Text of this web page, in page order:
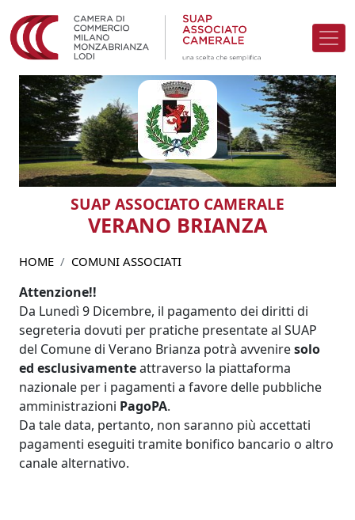
Salta al contenuto principale
Image
Image
SUAP ASSOCIATO CAMERALE
VERANO BRIANZA
HOME COMUNI ASSOCIATI
Attenzione!!
Da Lunedì 9 Dicembre, il pagamento dei diritti di
segreteria dovuti per pratiche presentate al SUAP
del Comune di Verano Brianza potrà avveniresolo
ed esclusivamenteattraverso la piattaforma
nazionale per i pagamenti a favore delle pubbliche
amministrazioni PagoPA.
Da tale data, pertanto, non saranno più accettati
pagamenti eseguiti tramite bonifico bancario o altro
canale alternativo.